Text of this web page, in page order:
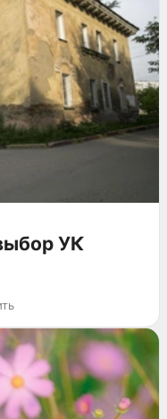
УК